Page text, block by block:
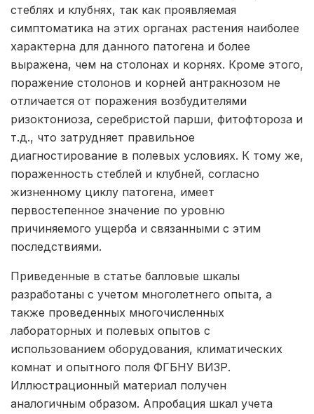
стеблях и клубнях, так как проявляемая
симптоматика на этих органах растения наиболее
характерна для данного патогена и более
выражена, чем на столонах и корнях. Кроме этого,
поражение столонов и корней антракнозом не
отличается от поражения возбудителями
ризоктониоза, серебристой парши, фитофтороза и
т.д., что затрудняет правильное
диагностирование в полевых условиях. К тому же,
пораженность стеблей и клубней, согласно
жизненному циклу патогена, имеет
первостепенное значение по уровню
причиняемого ущерба и связанными с этим
последствиями.
Приведенные в статье балловые шкалы
разработаны с учетом многолетнего опыта, а
также проведенных многочисленных
лабораторных и полевых опытов с
использованием оборудования, климатических
комнат и опытного поля ФГБНУ ВИЗР.
Иллюстрационный материал получен
аналогичным образом. Апробация шкал учета